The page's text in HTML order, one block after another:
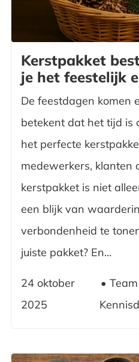
Kerstpakket
je het feestelijk
De feestdagen komen
betekent dat het tijd is
het perfecte
medewerkers, klanten
kerstpakket is niet
een blijk van
verbondenheid te
juiste pakket? En...
24 oktober
2025
Team